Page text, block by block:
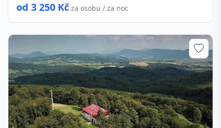
od 3 250 Kč za osobu / za noc